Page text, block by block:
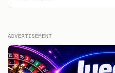
ADVERTISEMENT